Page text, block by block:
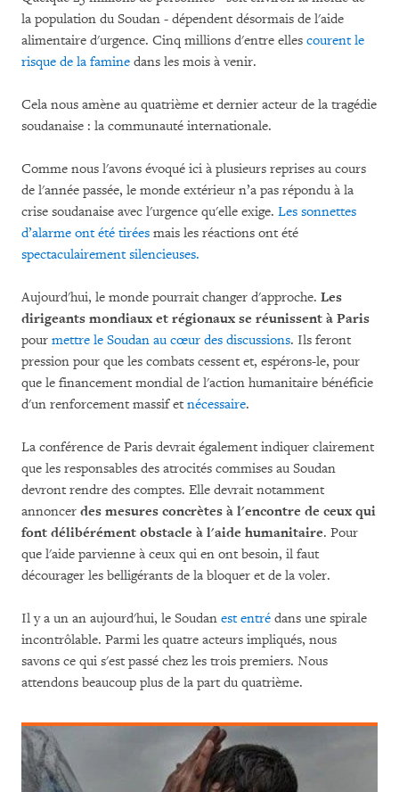
la population du Soudan - dépendent désormais de l'aide
alimentaire d'urgence. Cinq millions d'entre elles courent le
risque de la famine dans les mois à venir.
Cela nous amène au quatrième et dernier acteur de la tragédie
soudanaise : la communauté internationale.
Comme nous l'avons évoqué ici à plusieurs reprises au cours
de l'année passée, le monde extérieur n’a pas répondu à la
crise soudanaise avec l'urgence qu'elle exige. Les sonnettes
d’alarme ont été tirées mais les réactions ont été
spectaculairement silencieuses.
Aujourd'hui, le monde pourrait changer d'approche. Les
dirigeants mondiaux et régionaux se réunissent à Paris
pour mettre le Soudan au cœur des discussions. Ils feront
pression pour que les combats cessent et, espérons-le, pour
que le financement mondial de l'action humanitaire bénéficie
d'un renforcement massif et nécessaire.
La conférence de Paris devrait également indiquer clairement
que les responsables des atrocités commises au Soudan
devront rendre des comptes. Elle devrait notamment
annoncer des mesures concrètes à l'encontre de ceux qui
font délibérément obstacle à l'aide humanitaire. Pour
que l'aide parvienne à ceux qui en ont besoin, il faut
décourager les belligérants de la bloquer et de la voler.
Il y a un an aujourd'hui, le Soudan est entré dans une spirale
incontrôlable. Parmi les quatre acteurs impliqués, nous
savons ce qui s'est passé chez les trois premiers. Nous
attendons beaucoup plus de la part du quatrième.